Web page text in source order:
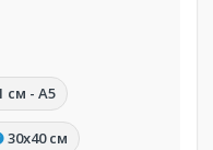
см - А5
30х40 см